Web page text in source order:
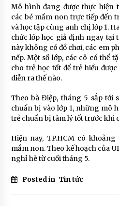
Mô hình đang được thực hiện
các bé mầm non trực tiếp đến
và học tập cùng anh chị lớp 1.
chức lớp học giả định ngay tại
này không có đồ chơi, các em
nếp. Một số lớp, các cô có thể
cho trẻ học tốt để trẻ hiểu
diễn ra thế nào.
Theo bà Điệp, tháng 5 sắp tới
chuẩn bị vào lớp 1, những mô
trẻ chuẩn bị tâm lý tốt trước khi
Hiện nay, TP.HCM có
mầm non. Theo kế hoạch của
nghỉ hè từ cuối tháng 5.
Posted in Tin tức